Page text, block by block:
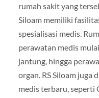
rumah sakit yang
Siloam memiliki
spesialisasi medis.
perawatan medis
jantung, hingga
organ. RS Siloam juga
medis terbaru, seperti